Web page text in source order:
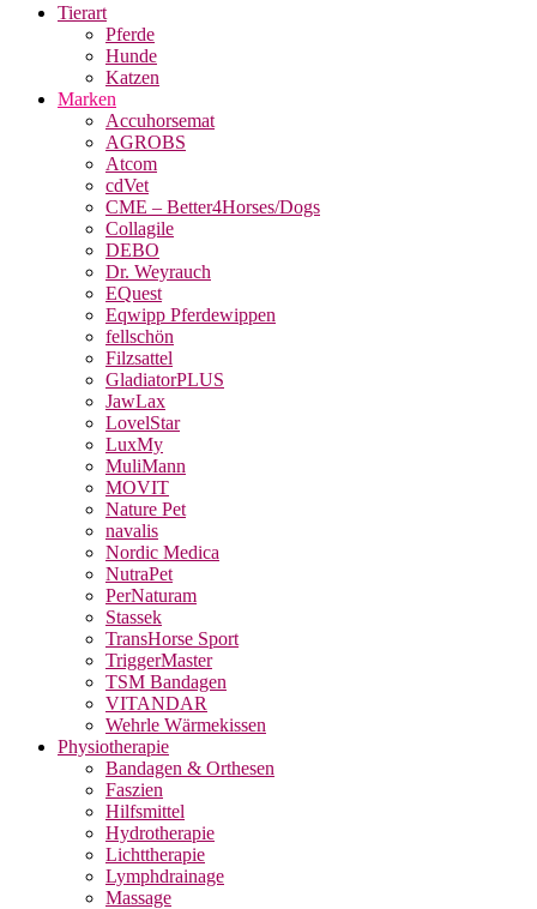
Tierart
Pferde
Hunde
Katzen
Marken
Accuhorsemat
AGROBS
Atcom
cdVet
CME – Better4Horses/Dogs
Collagile
DEBO
Dr. Weyrauch
EQuest
Eqwipp Pferdewippen
fellschön
Filzsattel
GladiatorPLUS
JawLax
LovelStar
LuxMy
MuliMann
MOVIT
Nature Pet
navalis
Nordic Medica
NutraPet
PerNaturam
Stassek
TransHorse Sport
TriggerMaster
TSM Bandagen
VITANDAR
Wehrle Wärmekissen
Physiotherapie
Bandagen & Orthesen
Faszien
Hilfsmittel
Hydrotherapie
Lichttherapie
Lymphdrainage
Massage